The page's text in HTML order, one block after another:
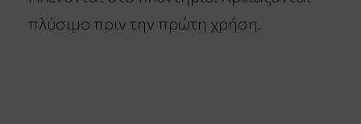
πλύσιμο πριν την πρώτη χρήση.